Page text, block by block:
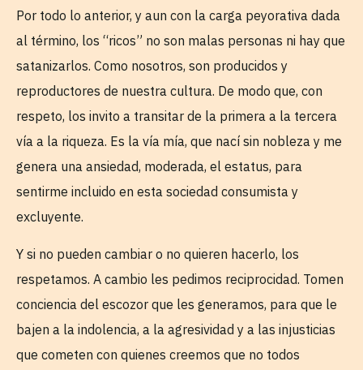
Por todo lo anterior, y aun con la carga peyorativa dada
al término, los “ricos” no son malas personas ni hay que
satanizarlos. Como nosotros, son producidos y
reproductores de nuestra cultura. De modo que, con
respeto, los invito a transitar de la primera a la tercera
vía a la riqueza. Es la vía mía, que nací sin nobleza y me
genera una ansiedad, moderada, el estatus, para
sentirme incluido en esta sociedad consumista y
excluyente.
Y si no pueden cambiar o no quieren hacerlo, los
respetamos. A cambio les pedimos reciprocidad. Tomen
conciencia del escozor que les generamos, para que le
bajen a la indolencia, a la agresividad y a las injusticias
que cometen con quienes creemos que no todos